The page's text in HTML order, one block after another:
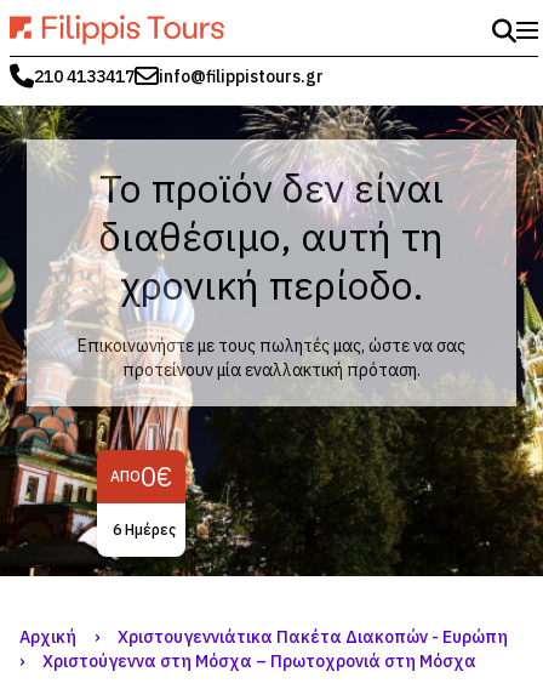
210 4133417 info@filippistours.gr
Το προϊόν δεν είναι
διαθέσιμο, αυτή τη
χρονική περίοδο.
Επικοινωνήστε με τους πωλητές μας, ώστε να σας
προτείνουν μία εναλλακτική πρόταση.
ΑΠΌ0€
6 Hμέρες
Αρχική ›
Χριστουγεννιάτικα Πακέτα Διακοπών - Ευρώπη
›
Χριστούγεννα στη Μόσχα – Πρωτοχρονιά στη Μόσχα